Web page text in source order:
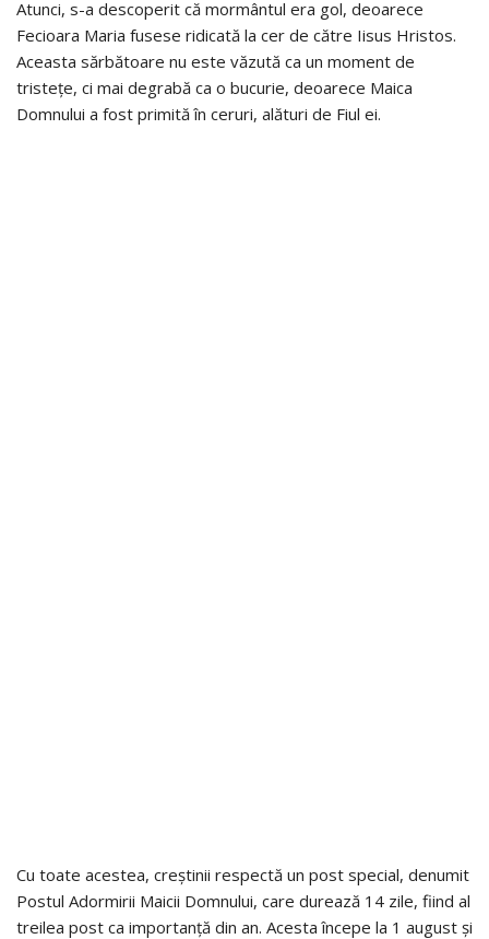
Atunci, s-a descoperit că mormântul era gol, deoarece
Fecioara Maria fusese ridicată la cer de către Iisus Hristos.
Aceasta sărbătoare nu este văzută ca un moment de
tristețe, ci mai degrabă ca o bucurie, deoarece Maica
Domnului a fost primită în ceruri, alături de Fiul ei.
Cu toate acestea, creștinii respectă un post special, denumit
Postul Adormirii Maicii Domnului, care durează 14 zile, fiind al
treilea post ca importanță din an. Acesta începe la 1 august și